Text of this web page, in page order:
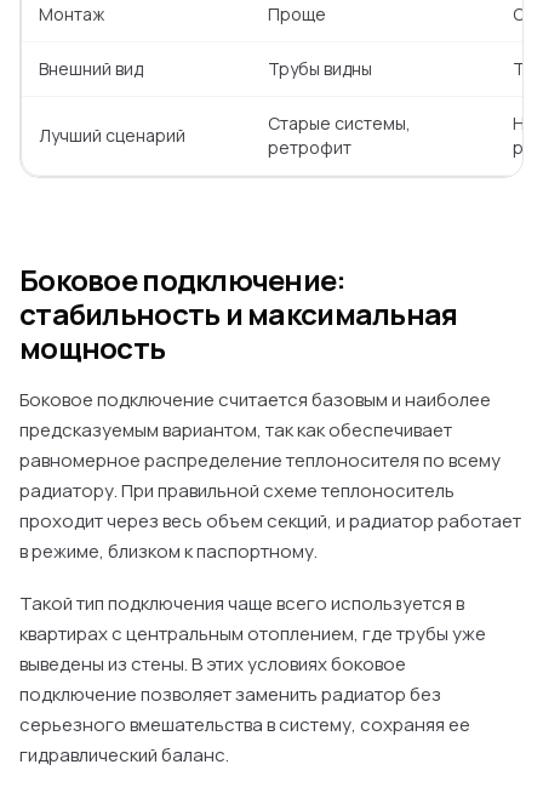
Монтаж Проще
Внешний вид Трубы видны
Лучший сценарий
Старые системы,
ретрофит
Боковое подключение:
стабильность и максимальная
мощность
Боковое подключение считается базовым и наиболее
предсказуемым вариантом, так как обеспечивает
равномерное распределение теплоносителя по всему
радиатору. При правильной схеме теплоноситель
проходит через весь объем секций, и радиатор работает
в режиме, близком к паспортному.
Такой тип подключения чаще всего используется в
квартирах с центральным отоплением, где трубы уже
выведены из стены. В этих условиях боковое
подключение позволяет заменить радиатор без
серьезного вмешательства в систему, сохраняя ее
гидравлический баланс.